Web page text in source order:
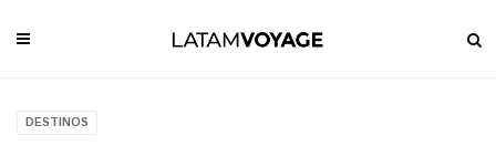
DESTINOS